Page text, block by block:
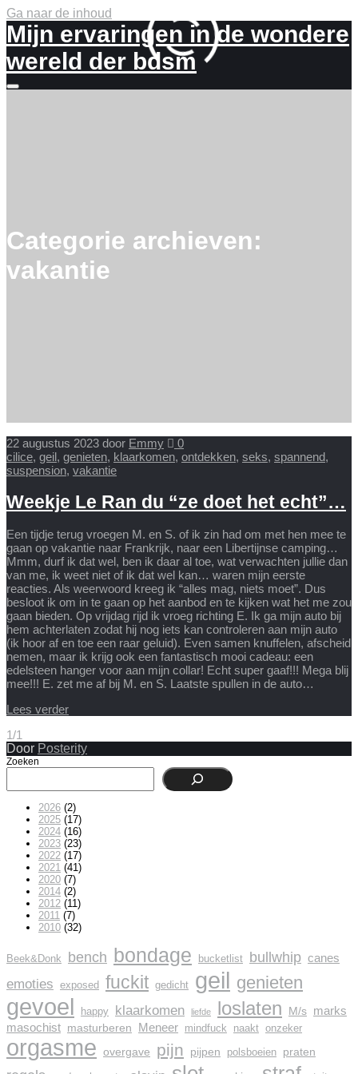
Ga naar de inhoud
Mijn ervaringen in de wondere
wereld der bdsm
Meer
Categorie archieven:
vakantie
22 augustus 2023 door Emmy
0
cilice, geil, genieten, klaarkomen, ontdekken, seks, spannend,
suspension, vakantie
Weekje Le Ran du “ze doet het echt”…
Een tijdje terug vroegen M. en S. of ik zin had om met hen mee te
gaan op vakantie naar Frankrijk, naar een Libertijnse camping…
Mmm, durf ik dat wel, ben ik daar al toe, wat verwachten jullie dan
van me, ik weet niet of ik dat wel kan… waren mijn eerste
reacties. Als weerwoord kreeg ik “alles mag, niets moet”. Dus
besloot ik om in te gaan op het aanbod en te kijken wat het me zou
gaan bieden. Op vrijdag rijd ik vroeg richting E. Ik ga mijn auto bij
hem achterlaten zodat hij nog iets kan controleren aan mijn auto
(ik hoor af en toe een raar geluid). Even samen knuffelen, afscheid
nemen, maar ik krijg ook een fantastisch mooi cadeau: een
edelsteen hanger voor aan mijn collar! Echt super gaaf!!! Mega blij
mee!!! E. zet me af bij M. en S. Laatste spullen in de auto…
Lees verder
1/1
Door Posterity
Zoeken
2026 (2)
2025 (17)
2024 (16)
2023 (23)
2022 (17)
2021 (41)
2020 (7)
2014 (2)
2012 (11)
2011 (7)
2010 (32)
Beek&Donk bench bondage bucketlist bullwhip canes
emoties exposed fuckit gedicht geil genieten
gevoel happy klaarkomen liefde loslaten M/s marks
masochist masturberen Meneer mindfuck naakt onzeker
orgasme overgave pijn pijpen polsboeien praten